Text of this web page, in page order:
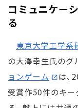
コミュニケー
る
東京大学工学系
の大澤幸生氏のグ
ョンゲーム
は、
受賞作50件のキ